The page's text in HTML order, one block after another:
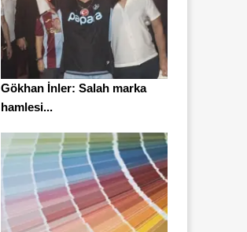
Gökhan İnler: Salah marka
hamlesi...